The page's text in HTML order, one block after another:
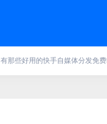
有那些好用的快手自媒体分发免